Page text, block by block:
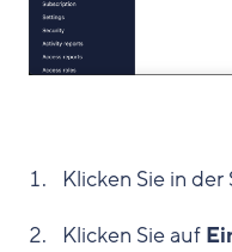
Klicken Sie in
Klicken Sie auf